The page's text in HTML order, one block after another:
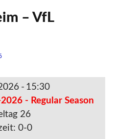
– VfL
- 15:30
- Regular Season
26
0-0